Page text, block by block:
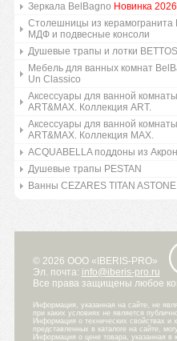
Зеркала BelBagno Новинка 2026
Столешницы из керамогранита
МДФ и подвесные консоли
Душевые трапы и лотки
Мебель для ванных комнат
Un Classico
Аксессуары для ванной комнаты
ART&MAX. Коллекция ART.
Аксессуары для ванной комнаты
ART&MAX. Коллекция MAX.
ACQUABELLA поддоны из
Душевые трапы PESTAN
Ванны CEZARES TITAN ASTONE
© 2026 ООО «IBERIS-PRO»
Эл. почта: info@iberis-pro.ru
Все права защищены любое
Информация, указанная на сайте, не
при каких условиях не является
Информация о технических свойствах и
представленных в каталоге на сайте,
Информация о цене товара, указанная в